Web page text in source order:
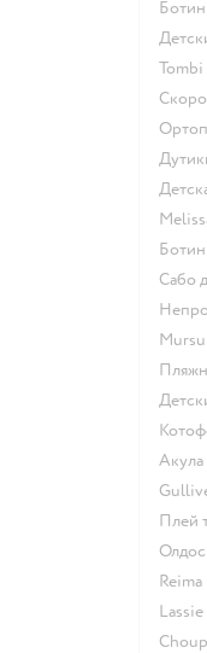
Tombi
Сабо
Mursu
Плей
Олдос
Reima
Lassie